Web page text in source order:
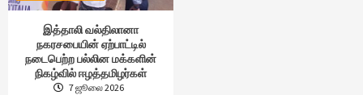
இத்தாலி வல்திலானா
நகரசபையின் ஏற்பாட்டில்
நடைபெற்ற பல்லின மக்களின்
நிகழ்வில் ஈழத்தமிழர்கள்
7 ஜூலை 2026